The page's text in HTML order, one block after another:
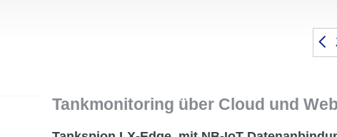
Tankmonitoring über Cloud und